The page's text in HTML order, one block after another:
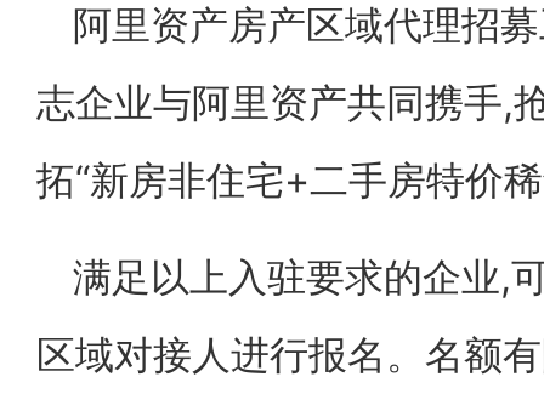
阿里资产房产区域代理招
志企业与阿里资产共同携手,
拓“新房非住宅+二手房特价
满足以上入驻要求的企业,
区域对接人进行报名。名额